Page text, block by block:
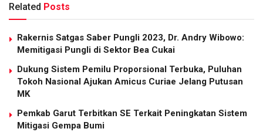
Related Posts
Rakernis Satgas Saber Pungli 2023, Dr. Andry Wibowo:
Memitigasi Pungli di Sektor Bea Cukai
Dukung Sistem Pemilu Proporsional Terbuka, Puluhan
Tokoh Nasional Ajukan Amicus Curiae Jelang Putusan
MK
Pemkab Garut Terbitkan SE Terkait Peningkatan Sistem
Mitigasi Gempa Bumi